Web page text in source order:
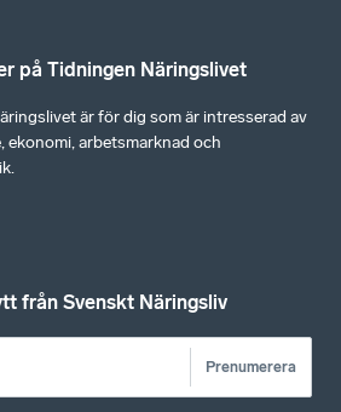
på Tidningen Näringslivet
är för dig som är intresserad av
ekonomi, arbetsmarknad och
från Svenskt Näringsliv
Prenumerera